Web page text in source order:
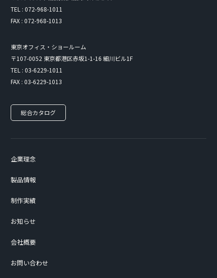
TEL : 072-968-1011
FAX : 072-968-1013
東京オフィス・ショールーム
〒107-0052 東京都港区赤坂1-1-16 細川ビル1F
TEL : 03-6229-1011
FAX : 03-6229-1013
総合カタログ
企業理念
製品情報
制作実績
お知らせ
会社概要
お問い合わせ